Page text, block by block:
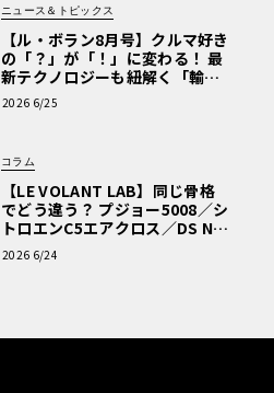
ニュース＆トピックス
【ル・ボラン8月号】クルマ好き
の「？」が「！」に変わる！ 最
新テクノロジーも紐解く「輸入
車Q&A」
2026 6/25
コラム
【LE VOLANT LAB】同じ骨格
でどう違う？ プジョー5008／シ
トロエンC5エアクロス／DS Nº4
読者一気乗りレポート
2026 6/24